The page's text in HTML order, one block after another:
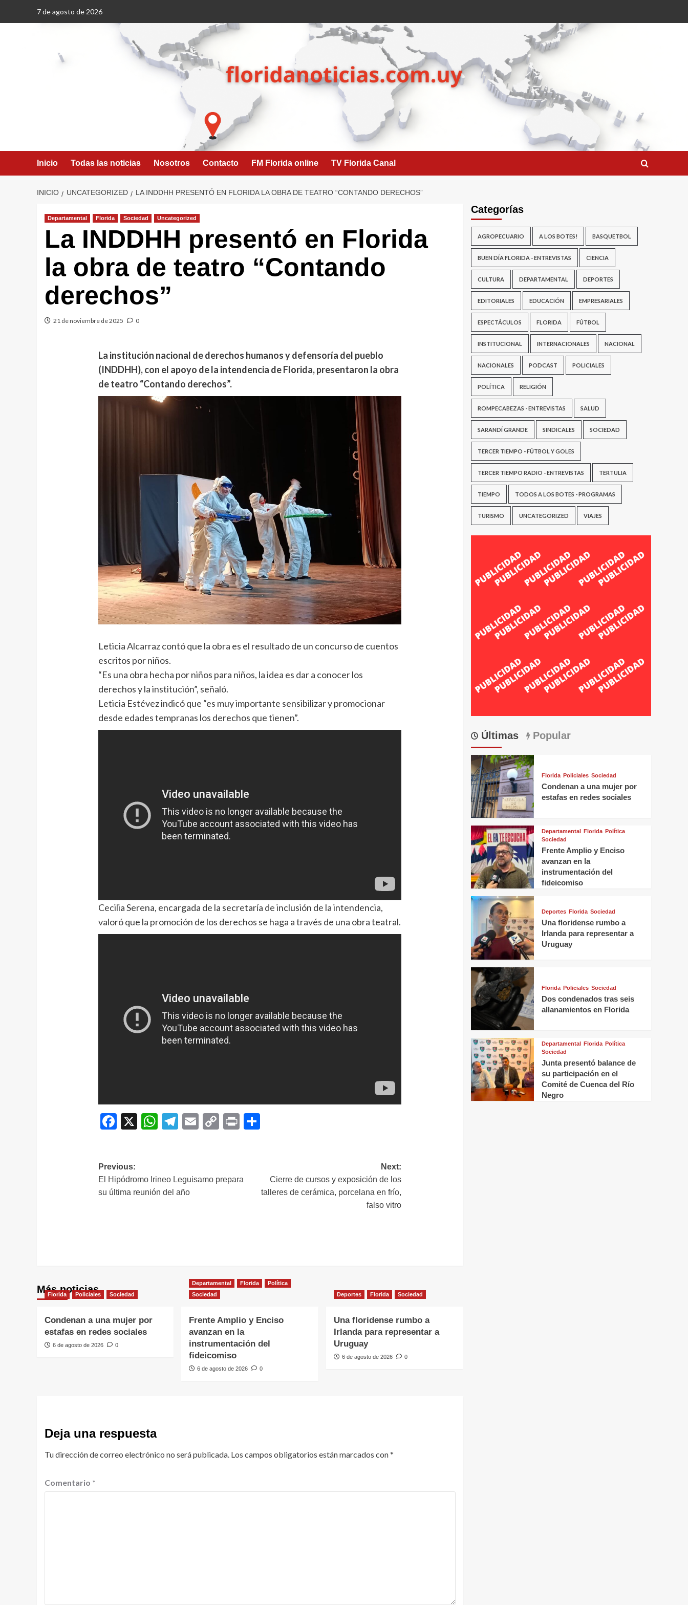
7 de agosto de 2026
Inicio Todas las noticias Nosotros Contacto FM Florida online TV Florida Canal
INICIO UNCATEGORIZED LA INDDHH PRESENTÓ EN FLORIDA LA OBRA DE TEATRO “CONTANDO DERECHOS”
Departamental Florida Sociedad Uncategorized
La INDDHH presentó en Florida
la obra de teatro “Contando
derechos”
21 de noviembre de 2025 0
La institución nacional de derechos humanos y defensoría del pueblo
(INDDHH), con el apoyo de la intendencia de Florida, presentaron la obra
de teatro “Contando derechos”.
Leticia Alcarraz contó que la obra es el resultado de un concurso de cuentos
escritos por niños.
“Es una obra hecha por niños para niños, la idea es dar a conocer los
derechos y la institución”, señaló.
Leticia Estévez indicó que “es muy importante sensibilizar y promocionar
desde edades tempranas los derechos que tienen”.
Cecilia Serena, encargada de la secretaría de inclusión de la intendencia,
valoró que la promoción de los derechos se haga a través de una obra teatral.
Facebook
X WhatsApp
Telegram
EmailCopyPrint
Navegación
de
Previous:
El Hipódromo Irineo Leguisamo prepara
su última reunión del año
Next:
Cierre de cursos y exposición de los
talleres de cerámica, porcelana en frío,
falso vitro
Más noticias
Florida Policiales Sociedad
Condenan a una mujer por
estafas en redes sociales
6 de agosto de 2026 0
Departamental Florida
Política
Sociedad
Frente Amplio y Enciso
avanzan en la
instrumentación del
fideicomiso
6 de agosto de 2026 0
Deportes Florida Sociedad
Una floridense rumbo a
Irlanda para representar a
Uruguay
6 de agosto de 2026 0
Deja una respuesta
Tu dirección de correo electrónico no será publicada. Los campos obligatorios están marcados con*
Comentario *
Categorías
AGROPECUARIO A LOS BOTES! BASQUETBOL
BUEN DÍA FLORIDA - ENTREVISTAS CIENCIA
CULTURA DEPARTAMENTAL DEPORTES
EDITORIALES EDUCACIÓN EMPRESARIALES
ESPECTÁCULOS FLORIDA FÚTBOL
INSTITUCIONAL INTERNACIONALES NACIONAL
NACIONALES PODCAST POLICIALES
POLÍTICA RELIGIÓN
ROMPECABEZAS - ENTREVISTAS SALUD
SARANDÍ GRANDE SINDICALES SOCIEDAD
TERCER TIEMPO - FÚTBOL Y GOLES
TERCER TIEMPO RADIO - ENTREVISTAS TERTULIA
TIEMPO TODOS A LOS BOTES - PROGRAMAS
TURISMO UNCATEGORIZED VIAJES
Últimas Popular
Florida Policiales Sociedad
Condenan a una mujer por
estafas en redes sociales
Departamental Florida Política
Sociedad
Frente Amplio y Enciso
avanzan en la
instrumentación del
fideicomiso
Deportes Florida Sociedad
Una floridense rumbo a
Irlanda para representar a
Uruguay
Florida Policiales Sociedad
Dos condenados tras seis
allanamientos en Florida
Departamental Florida Política
Sociedad
Junta presentó balance de
su participación en el
Comité de Cuenca del Río
Negro